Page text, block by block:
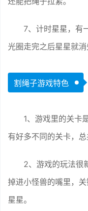
7、计时星星，有
光圈走完之后星星就
割绳子游戏特色
1、游戏里的关卡
有好多不同的关卡，
2、游戏的玩法很
掉进小怪兽的嘴里，
星星。